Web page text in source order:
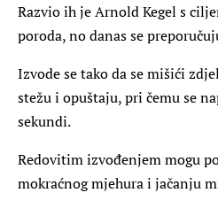
Razvio ih je Arnold Kegel s
poroda, no danas se
Izvode se tako da se mišići
stežu i opuštaju, pri čemu se
sekundi.
Redovitim izvođenjem mogu
mokraćnog mjehura i jačanju